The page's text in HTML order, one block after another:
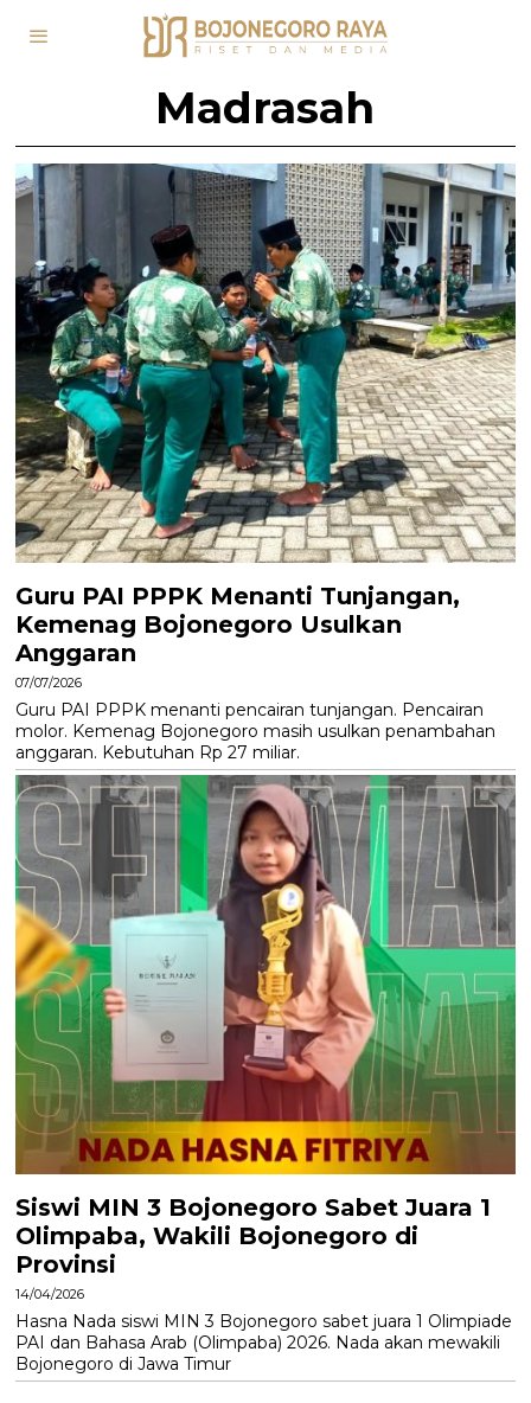
Madrasah
Guru PAI PPPK Menanti Tunjangan,
Kemenag Bojonegoro Usulkan
Anggaran
07/07/2026
Guru PAI PPPK menanti pencairan tunjangan. Pencairan
molor. Kemenag Bojonegoro masih usulkan penambahan
anggaran. Kebutuhan Rp 27 miliar.
Siswi MIN 3 Bojonegoro Sabet Juara 1
Olimpaba, Wakili Bojonegoro di
Provinsi
14/04/2026
Hasna Nada siswi MIN 3 Bojonegoro sabet juara 1 Olimpiade
PAI dan Bahasa Arab (Olimpaba) 2026. Nada akan mewakili
Bojonegoro di Jawa Timur